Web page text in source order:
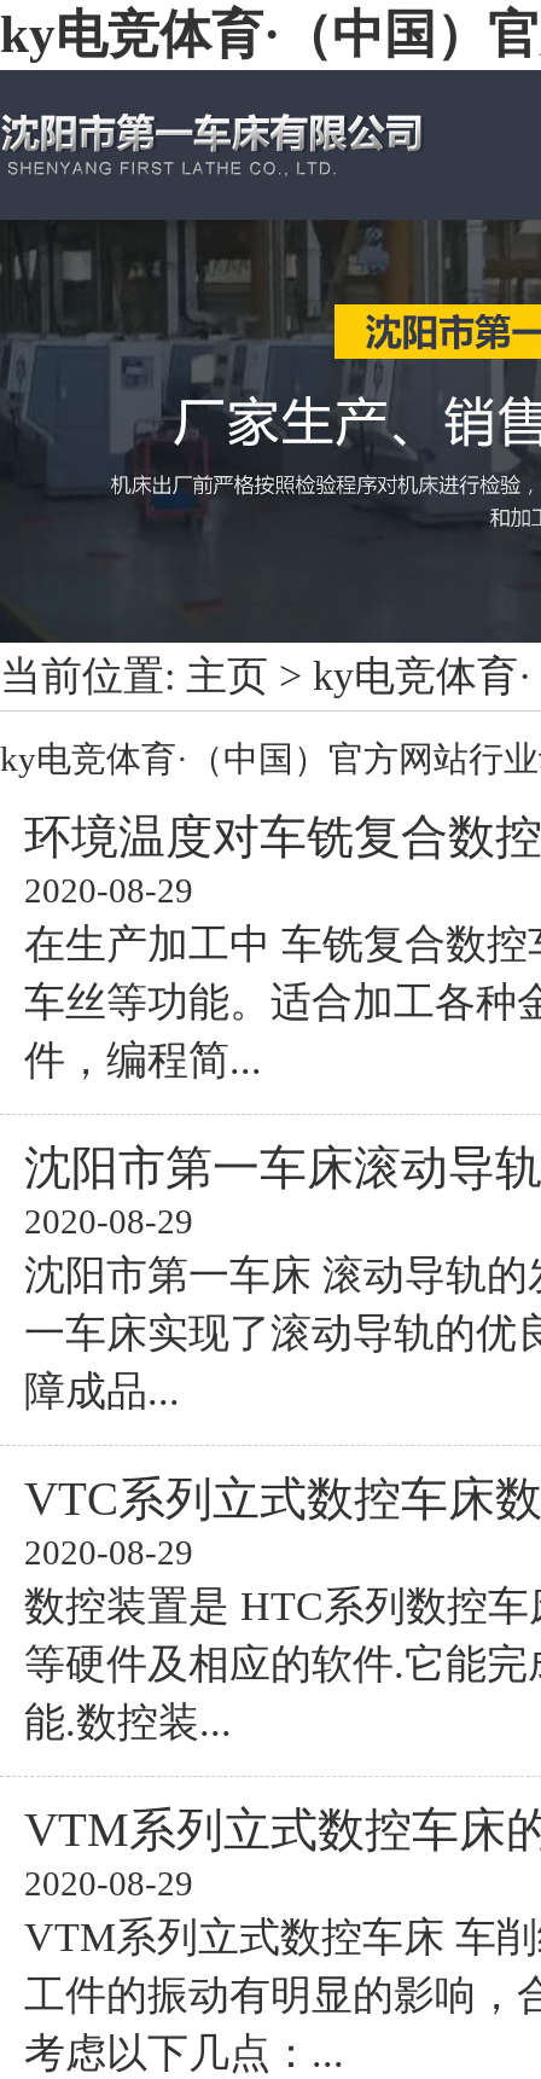
ky电竞体育·（中国）
当前位置: 主页 > ky电竞体育
ky电竞体育·（中国）官方网站行
环境温度对车铣复合数
2020-08-29
在生产加工中 车铣复合数
车丝等功能。适合加工各种
件，编程简...
沈阳市第一车床滚动导
2020-08-29
沈阳市第一车床 滚动导轨
一车床实现了滚动导轨的优
障成品...
VTC系列立式数控车床
2020-08-29
数控装置是 HTC系列数控
等硬件及相应的软件.它能
能.数控装...
VTM系列立式数控车床
2020-08-29
VTM系列立式数控车床 车
工件的振动有明显的影响，
考虑以下几点：...